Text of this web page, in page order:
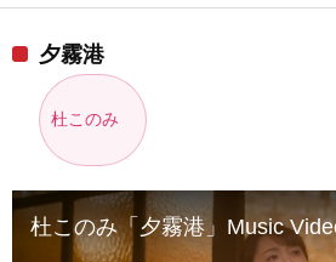
夕霧港
杜このみ
杜このみ「夕霧港」Music